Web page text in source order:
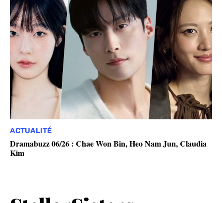
ACTUALITÉ
Dramabuzz 06/26 : Chae Won Bin, Heo Nam Jun, Claudia
Kim